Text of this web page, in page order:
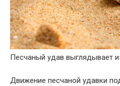
Песчаный удав выглядывает
Движение песчаной удавки